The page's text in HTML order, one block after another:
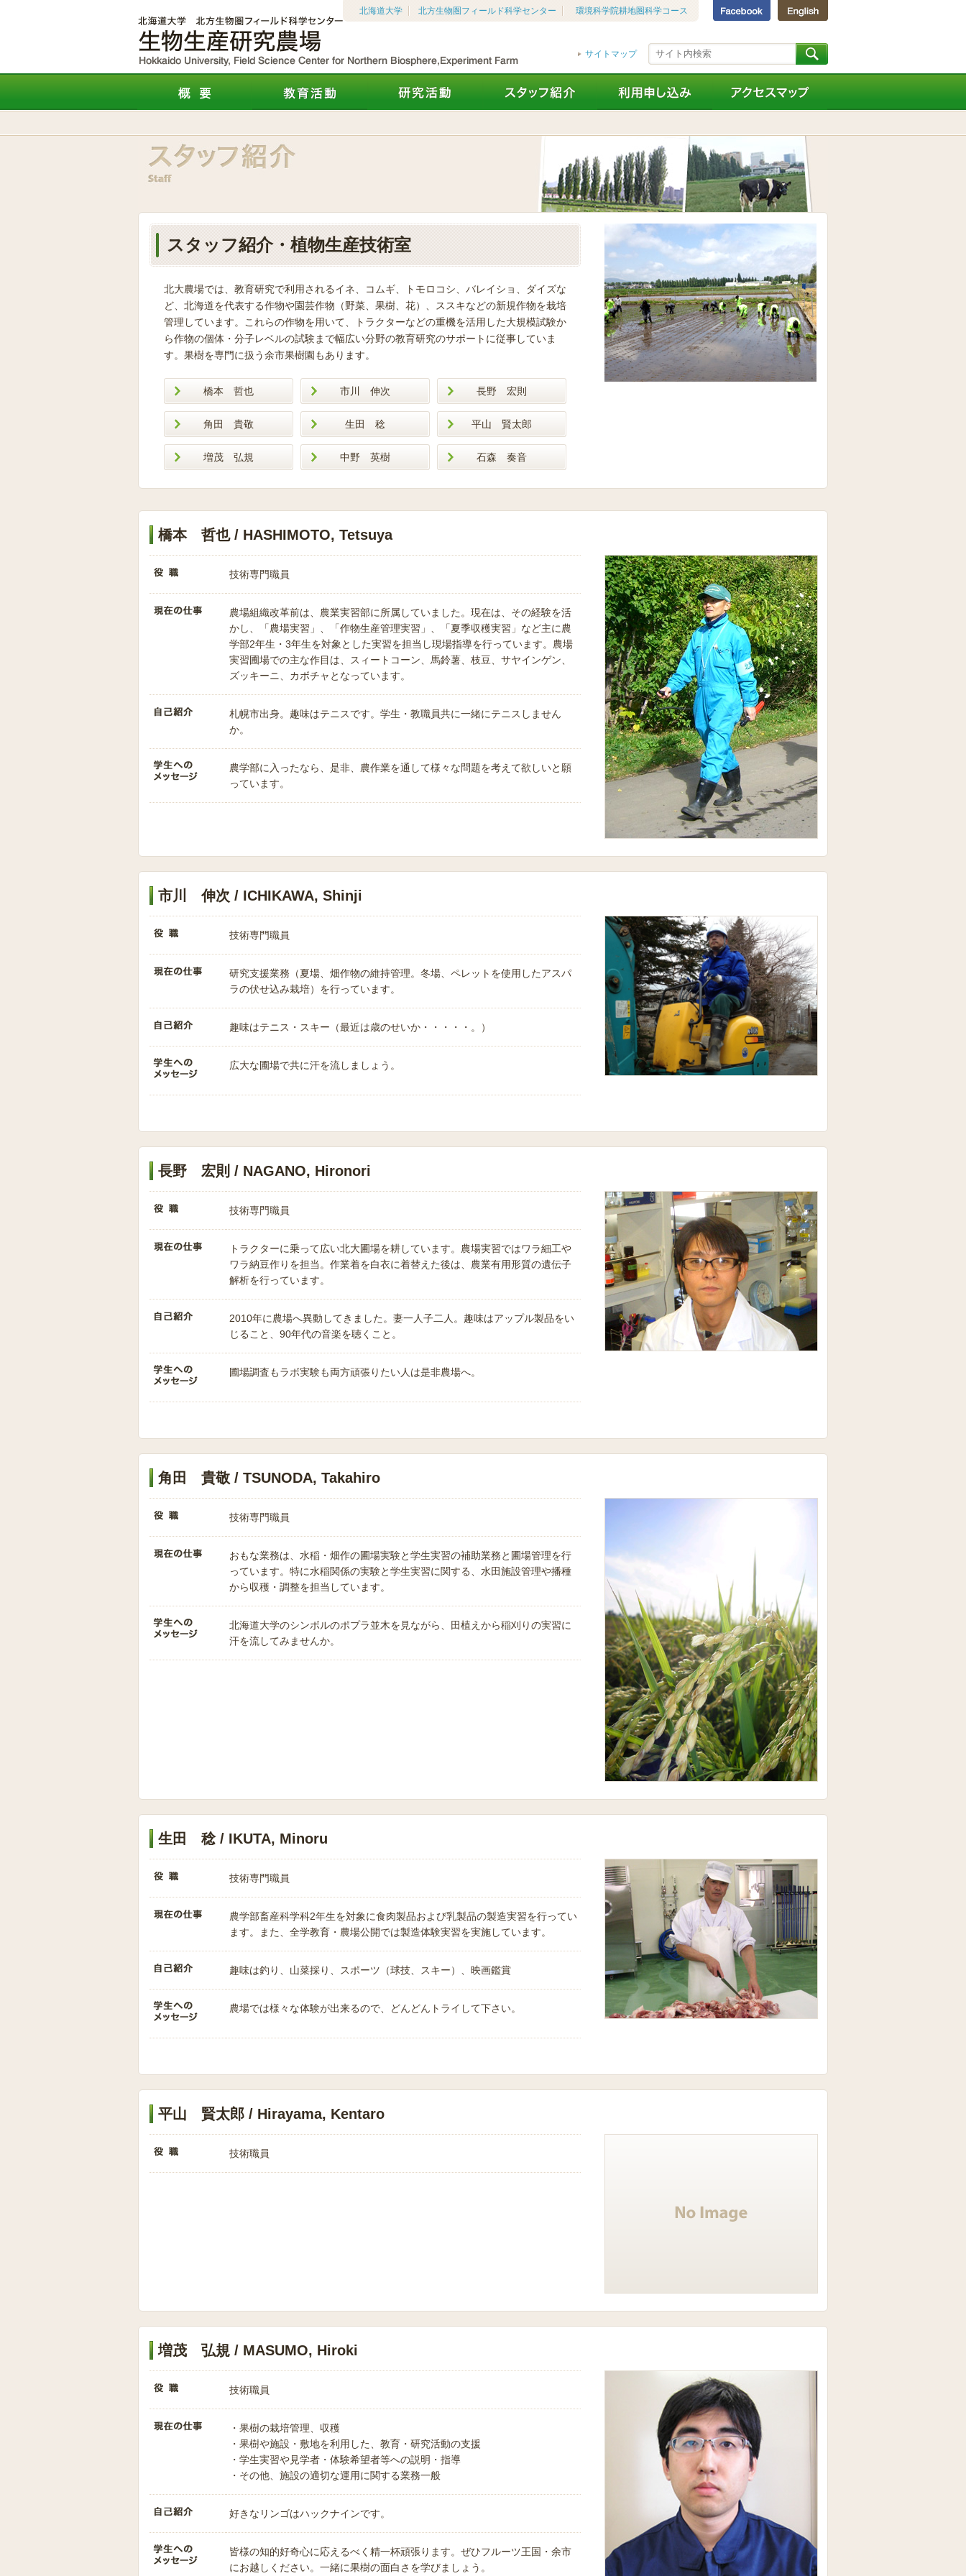
サイトマップ
北海道大学 北方生物圏フィールド科学センター 環境科学院耕地圏科学コース
スタッフ紹介・植物生産技術室
北大農場では、教育研究で利用されるイネ、コムギ、トモロコシ、バレイショ、ダイズな
ど、北海道を代表する作物や園芸作物（野菜、果樹、花）、ススキなどの新規作物を栽培
管理しています。これらの作物を用いて、トラクターなどの重機を活用した大規模試験か
ら作物の個体・分子レベルの試験まで幅広い分野の教育研究のサポートに従事していま
す。果樹を専門に扱う余市果樹園もあります。
橋本 哲也 市川 伸次 長野 宏則
角田 貴敬 生田 稔 平山 賢太郎
増茂 弘規 中野 英樹 石森 奏音
橋本 哲也 / HASHIMOTO, Tetsuya
技術専門職員
農場組織改革前は、農業実習部に所属していました。現在は、その経験を活
かし、「農場実習」、「作物生産管理実習」、「夏季収穫実習」など主に農
学部2年生・3年生を対象とした実習を担当し現場指導を行っています。農場
実習圃場での主な作目は、スィートコーン、馬鈴薯、枝豆、サヤインゲン、
ズッキーニ、カボチャとなっています。
札幌市出身。趣味はテニスです。学生・教職員共に一緒にテニスしません
か。
農学部に入ったなら、是非、農作業を通して様々な問題を考えて欲しいと願
っています。
市川 伸次 / ICHIKAWA, Shinji
技術専門職員
研究支援業務（夏場、畑作物の維持管理。冬場、ペレットを使用したアスパ
ラの伏せ込み栽培）を行っています。
趣味はテニス・スキー（最近は歳のせいか・・・・・。）
広大な圃場で共に汗を流しましょう。
長野 宏則 / NAGANO, Hironori
技術専門職員
トラクターに乗って広い北大圃場を耕しています。農場実習ではワラ細工や
ワラ納豆作りを担当。作業着を白衣に着替えた後は、農業有用形質の遺伝子
解析を行っています。
2010年に農場へ異動してきました。妻一人子二人。趣味はアップル製品をい
じること、90年代の音楽を聴くこと。
圃場調査もラボ実験も両方頑張りたい人は是非農場へ。
角田 貴敬 / TSUNODA, Takahiro
技術専門職員
おもな業務は、水稲・畑作の圃場実験と学生実習の補助業務と圃場管理を行
っています。特に水稲関係の実験と学生実習に関する、水田施設管理や播種
から収穫・調整を担当しています。
北海道大学のシンボルのポプラ並木を見ながら、田植えから稲刈りの実習に
汗を流してみませんか。
生田 稔 / IKUTA, Minoru
技術専門職員
農学部畜産科学科2年生を対象に食肉製品および乳製品の製造実習を行ってい
ます。また、全学教育・農場公開では製造体験実習を実施しています。
趣味は釣り、山菜採り、スポーツ（球技、スキー）、映画鑑賞
農場では様々な体験が出来るので、どんどんトライして下さい。
平山 賢太郎 / Hirayama, Kentaro
技術職員
増茂 弘規 / MASUMO, Hiroki
技術職員
・果樹の栽培管理、収穫
・果樹や施設・敷地を利用した、教育・研究活動の支援
・学生実習や見学者・体験希望者等への説明・指導
・その他、施設の適切な運用に関する業務一般
好きなリンゴはハックナインです。
皆様の知的好奇心に応えるべく精一杯頑張ります。ぜひフルーツ王国・余市
にお越しください。一緒に果樹の面白さを学びましょう。